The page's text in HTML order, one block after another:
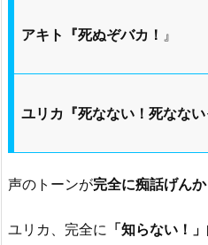
アキト『死ぬぞバカ！ 』
ユリカ『死なない！死なな
声のトーンが完全に痴話げんか
ユリカ、完全に 「知らない！